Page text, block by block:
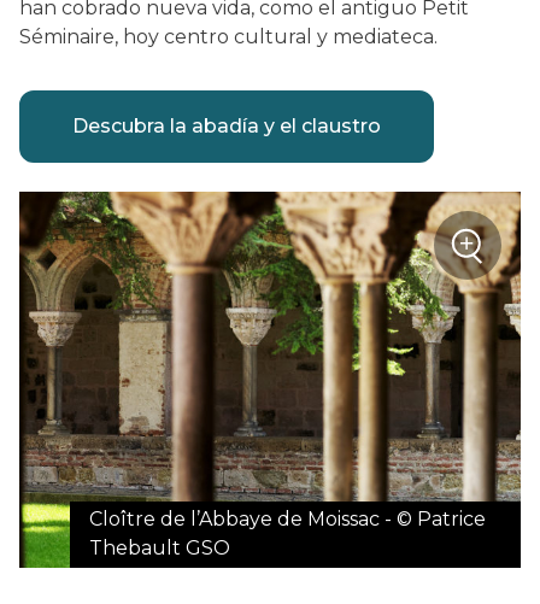
han cobrado nueva vida, como el antiguo Petit
Séminaire, hoy centro cultural y mediateca.
Descubra la abadía y el claustro
Cloître de l’Abbaye de Moissac - © Patrice
Thebault GSO
Zoom
+